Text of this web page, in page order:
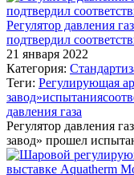
Регулятор давления
подтвердил
21 января 2022
Категория:
Теги: Регулирующая
завод»испытания
давления газа
Регулятор давления
завод» прошел